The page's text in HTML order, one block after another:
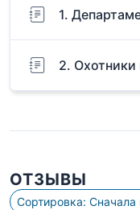
1.
2. Охотники
ОТЗЫВЫ
Сортировка: